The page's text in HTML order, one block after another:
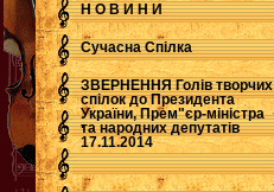
Н О В И Н И
Сучасна Cпілка
ЗВЕРНЕННЯ Голів творчих
спілок до Президента
України, Прем"єр-міністра
та народних депутатів
17.11.2014
.